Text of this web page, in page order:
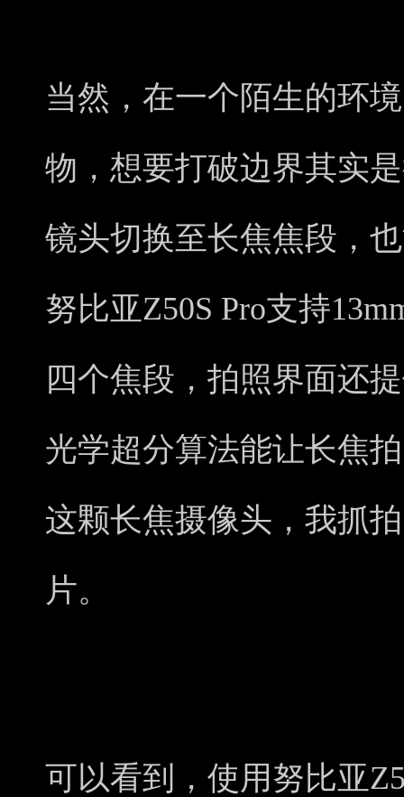
当然，在一个陌生的环
物，想要打破边界其实
镜头切换至长焦焦段，
努比亚Z50S Pro支持
四个焦段，拍照界面还
光学超分算法能让长焦
这颗长焦摄像头，我抓
片。
可以看到，使用努比亚